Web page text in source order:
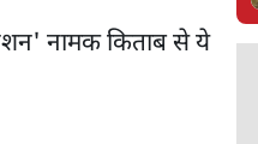
नामक किताब से ये